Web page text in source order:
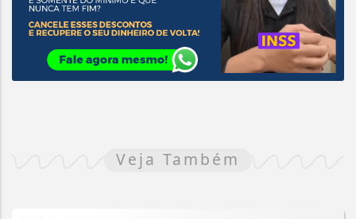
Veja Também